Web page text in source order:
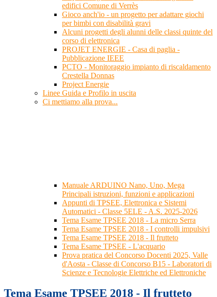
edifici Comune di Verrès
Gioco anch'io - un progetto per adattare giochi
per bimbi con disabilità gravi
Alcuni progetti degli alunni delle classi quinte del
corso di elettronica
PROJET ENERGIE - Casa di paglia -
Pubblicazione IEEE
PCTO - Monitoraggio impianto di riscaldamento
Crestella Donnas
Project Energie
Linee Guida e Profilo in uscita
Ci mettiamo alla prova...
Manuale ARDUINO Nano, Uno, Mega
Principali istruzioni, funzioni e applicazioni
Appunti di TPSEE, Elettronica e Sistemi
Automatici - Classe 5ELE - A.S. 2025-2026
Tema Esame TPSEE 2018 - La micro Serra
Tema Esame TPSEE 2018 - I controlli impulsivi
Tema Esame TPSEE 2018 - Il frutteto
Tema Esame TPSEE - L'acquario
Prova pratica del Concorso Docenti 2025, Valle
d'Aosta - Classe di Concorso B15 - Laboratori di
Scienze e Tecnologie Elettriche ed Elettroniche
Tema Esame TPSEE 2018 - Il frutteto